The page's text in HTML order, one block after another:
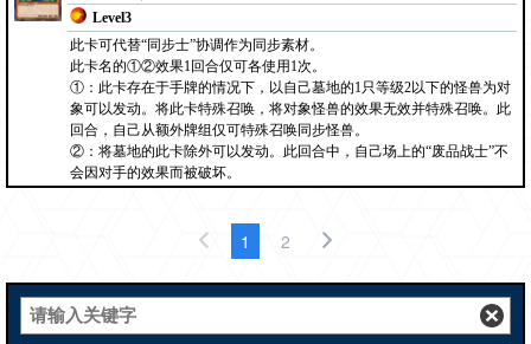
Level3
此卡可代替“同步士”协调作为同步素材。
此卡名的①②效果1回合仅可各使用1次。
①：此卡存在于手牌的情况下，以自己墓地的1只等级2以下的怪兽为对
象可以发动。将此卡特殊召唤，将对象怪兽的效果无效并特殊召唤。此
回合，自己从额外牌组仅可特殊召唤同步怪兽。
②：将墓地的此卡除外可以发动。此回合中，自己场上的“废品战士”不
会因对手的效果而被破坏。
1 2